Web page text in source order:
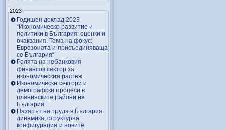
2023
Годишен доклад 2023
“Икономическо развитие и
политики в България: оценки и
очаквания. Тема на фокус:
Еврозоната и присъединяваща
се България“
Ролята на небанковия
финансов сектор за
икономическия растеж
Икономически сектори и
демографски процеси в
планинските райони на
България
Пазарът на труда в България:
динамика, структурна
конфигурация и новите